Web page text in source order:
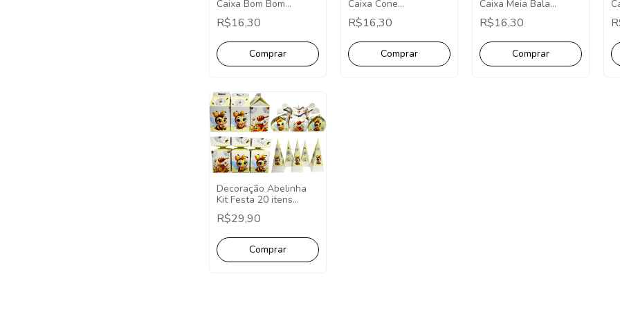
Caixa Bom Bom
Lembrancinha
Papelaria Abelinha
Decoração
R$16,30
Caixa Cone
Lembrancinha
Papelaria Abelinha
Decoração
R$16,30
Caixa Meia Bala
Lembrancinha Pct C/10
Und Abelinha
Decoração
R$16,30
Decoração Abelinha
Kit Festa 20 itens
Lembrancinha
Abelinha Mêsversário
R$29,90